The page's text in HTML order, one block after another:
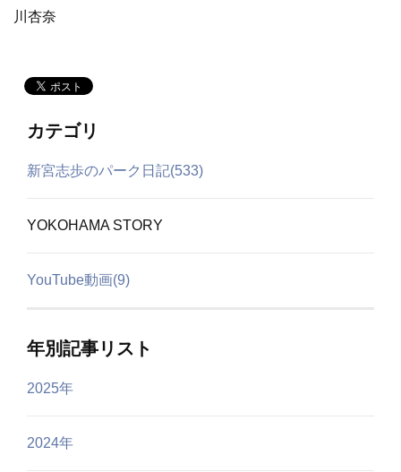
川杏奈
カテゴリ
新宮志歩のパーク日記(533)
YOKOHAMA STORY
YouTube動画(9)
年別記事リスト
2025年
2024年